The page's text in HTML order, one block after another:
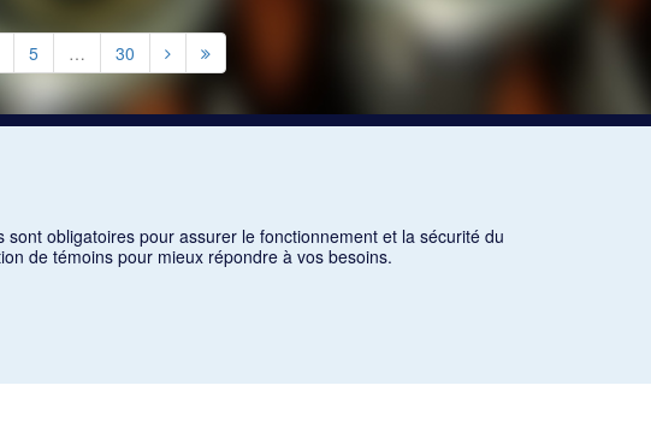
5 … 30
obligatoires pour assurer le fonctionnement et la sécurité du
de témoins pour mieux répondre à vos besoins.